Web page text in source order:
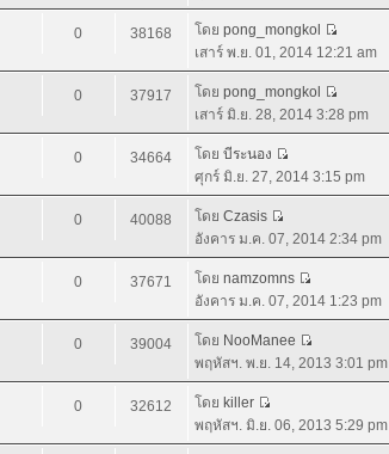
0 38168 โดย pong_mongkol
เสาร์ พ.ย. 01, 2014 12:21 am
0 37917 โดย pong_mongkol
เสาร์ มิ.ย. 28, 2014 3:28 pm
0 34664 โดย บีระนอง
ศุกร์ มิ.ย. 27, 2014 3:15 pm
0 40088 โดย Czasis
อังคาร ม.ค. 07, 2014 2:34 pm
0 37671 โดย namzomns
อังคาร ม.ค. 07, 2014 1:23 pm
0 39004 โดย NooManee
พฤหัสฯ. พ.ย. 14, 2013 3:01 pm
0 32612 โดย killer
พฤหัสฯ. มิ.ย. 06, 2013 5:29 pm